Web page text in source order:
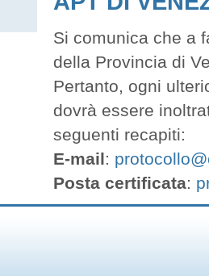
Si comunica che a
della Provincia di
Pertanto, ogni
dovrà essere
seguenti recapiti:
E-mail:
Posta certificata: